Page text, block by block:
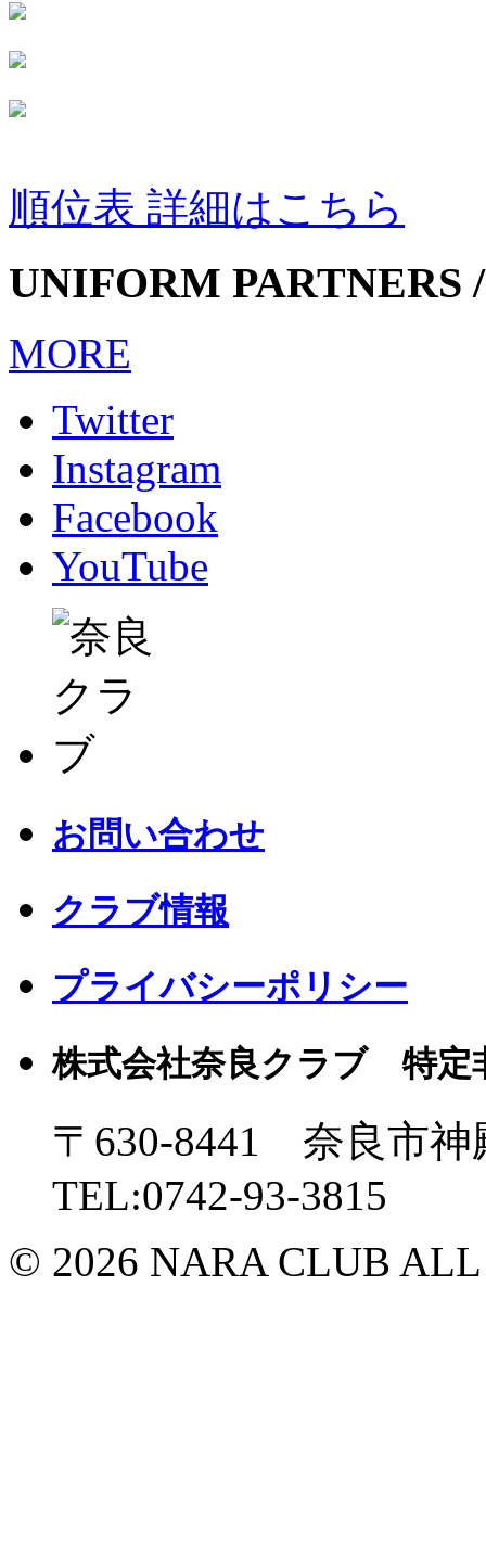
順位表 詳細はこちら
UNIFORM PARTNERS
MORE
Twitter
Instagram
Facebook
YouTube
お問い合わせ
クラブ情報
プライバシーポリシー
株式会社奈良クラブ 特定
〒630-8441 奈良市
TEL:0742-93-3815
© 2026 NARA CLUB ALL